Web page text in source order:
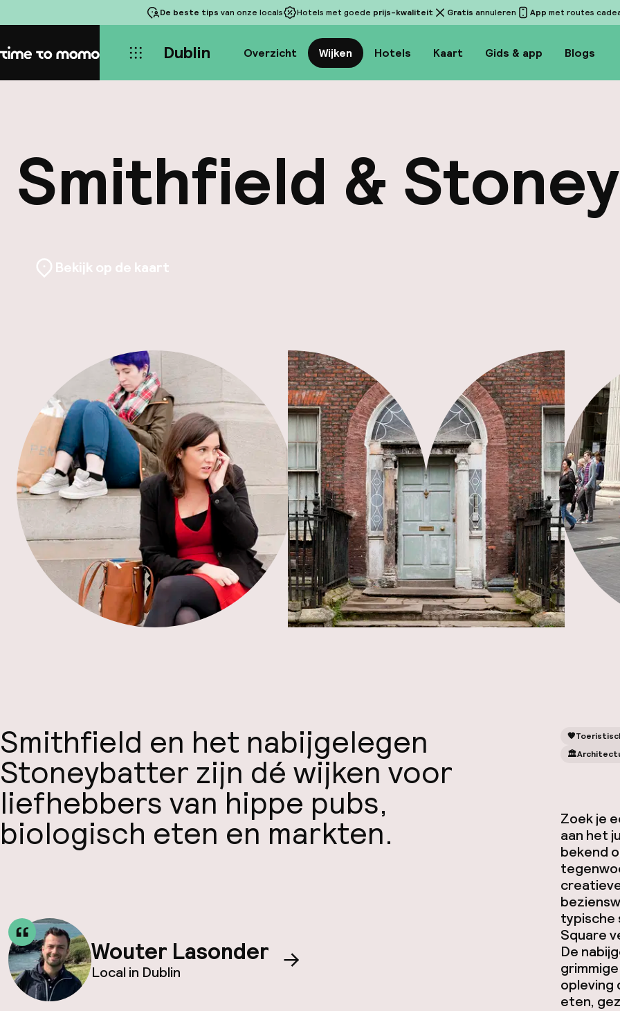
De beste tips van onze locals Hotels met goede prijs-kwaliteit Gratis annuleren App met routes
Home Dublin Overzicht Wijken Hotels Kaart Gids & app Blogs
Smithfield &
Bekijk op de kaart
🧡
🏛️
Smithfield en het nabijgelegen
Stoneybatter zijn dé wijken voor
liefhebbers van hippe pubs,
biologisch eten en markten. Zoek je
aan het
bekend
typische
Square
De
opleving
eten,
Wouter Lasonder
Local in Dublin